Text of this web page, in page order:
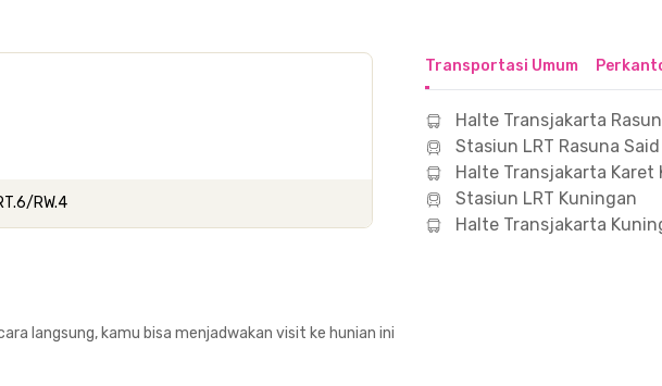
RW.4
Transportasi Umum
Halte Transjakarta
Stasiun LRT Rasuna Said
Halte Transjakarta Karet
Stasiun LRT Kuningan
Halte Transjakarta
langsung, kamu bisa menjadwakan visit ke hunian ini